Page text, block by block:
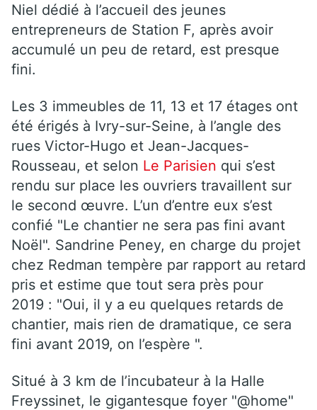
Niel dédié à l’accueil des jeunes
entrepreneurs de Station F, après avoir
accumulé un peu de retard, est presque
fini.
Les 3 immeubles de 11, 13 et 17 étages ont
été érigés à Ivry-sur-Seine, à l’angle des
rues Victor-Hugo et Jean-Jacques-
Rousseau, et selon Le Parisien qui s’est
rendu sur place les ouvriers travaillent sur
le second œuvre. L’un d’entre eux s’est
confié "Le chantier ne sera pas fini avant
Noël". Sandrine Peney, en charge du projet
chez Redman tempère par rapport au retard
pris et estime que tout sera près pour
2019 : "Oui, il y a eu quelques retards de
chantier, mais rien de dramatique, ce sera
fini avant 2019, on l’espère ".
Situé à 3 km de l’incubateur à la Halle
Freyssinet, le gigantesque foyer "@home"